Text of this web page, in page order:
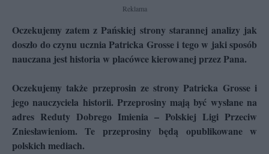
Reklama
Oczekujemy zatem z Pańskiej strony starannej analizy jak
doszło do czynu ucznia Patricka Grosse i tego w jaki sposób
nauczana jest historia w placówce kierowanej przez Pana.
Oczekujemy także przeprosin ze strony Patricka Grosse i
jego nauczyciela historii. Przeprosiny mają być wysłane na
adres Reduty Dobrego Imienia – Polskiej Ligi Przeciw
Zniesławieniom. Te przeprosiny będą opublikowane w
polskich mediach.